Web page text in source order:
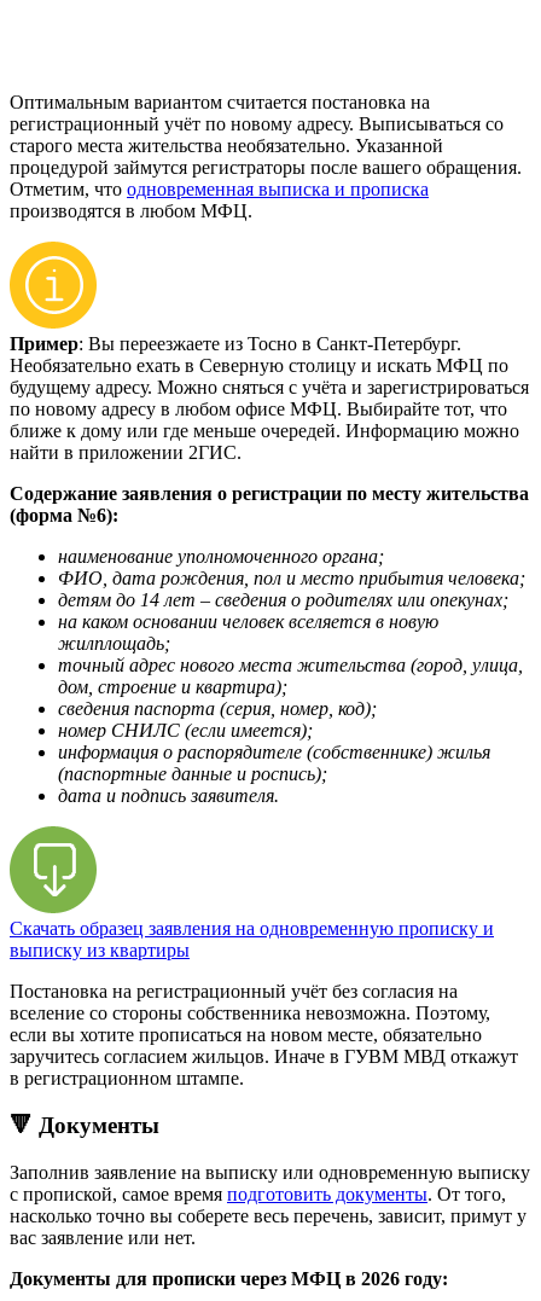
Оптимальным вариантом считается постановка на
регистрационный учёт по новому адресу. Выписываться со
старого места жительства необязательно. Указанной
процедурой займутся регистраторы после вашего обращения.
Отметим, что одновременная выписка и прописка
производятся в любом МФЦ.
Пример: Вы переезжаете из Тосно в Санкт-Петербург.
Необязательно ехать в Северную столицу и искать МФЦ по
будущему адресу. Можно сняться с учёта и зарегистрироваться
по новому адресу в любом офисе МФЦ. Выбирайте тот, что
ближе к дому или где меньше очередей. Информацию можно
найти в приложении 2ГИС.
Содержание заявления о регистрации по месту жительства
(форма №6):
наименование уполномоченного органа;
ФИО, дата рождения, пол и место прибытия человека;
детям до 14 лет – сведения о родителях или опекунах;
на каком основании человек вселяется в новую
жилплощадь;
точный адрес нового места жительства (город, улица,
дом, строение и квартира);
сведения паспорта (серия, номер, код);
номер СНИЛС (если имеется);
информация о распорядителе (собственнике) жилья
(паспортные данные и роспись);
дата и подпись заявителя.
Скачать образец заявления на одновременную прописку и
выписку из квартиры
Постановка на регистрационный учёт без согласия на
вселение со стороны собственника невозможна. Поэтому,
если вы хотите прописаться на новом месте, обязательно
заручитесь согласием жильцов. Иначе в ГУВМ МВД откажут
в регистрационном штампе.
🔻 Документы
Заполнив заявление на выписку или одновременную выписку
с пропиской, самое время подготовить документы. От того,
насколько точно вы соберете весь перечень, зависит, примут у
вас заявление или нет.
Документы для прописки через МФЦ в 2026 году: